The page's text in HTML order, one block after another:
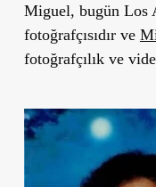
Miguel, bugün Los
fotoğrafçısıdır ve
fotoğrafçılık ve